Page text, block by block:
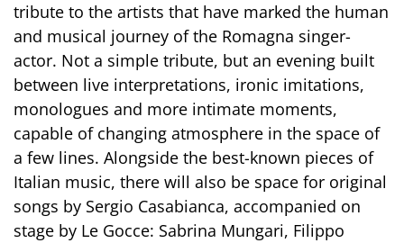
tribute to the artists that have marked the human
and musical journey of the Romagna singer-
actor. Not a simple tribute, but an evening built
between live interpretations, ironic imitations,
monologues and more intimate moments,
capable of changing atmosphere in the space of
a few lines. Alongside the best-known pieces of
Italian music, there will also be space for original
songs by Sergio Casabianca, accompanied on
stage by Le Gocce: Sabrina Mungari, Filippo